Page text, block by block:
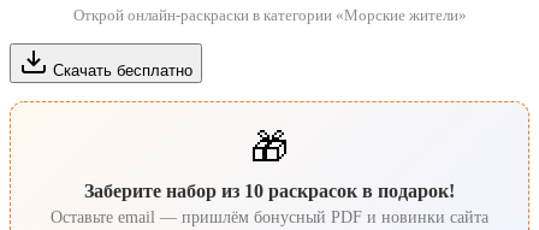
Открой онлайн-раскраски в категории «Морские жители»
Скачать бесплатно
🎁
Заберите набор из 10 раскрасок в подарок!
Оставьте email — пришлём бонусный PDF и новинки сайта